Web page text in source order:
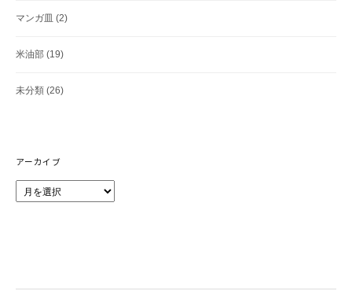
マンガ皿 (2)
米油部 (19)
未分類 (26)
アーカイブ
ー